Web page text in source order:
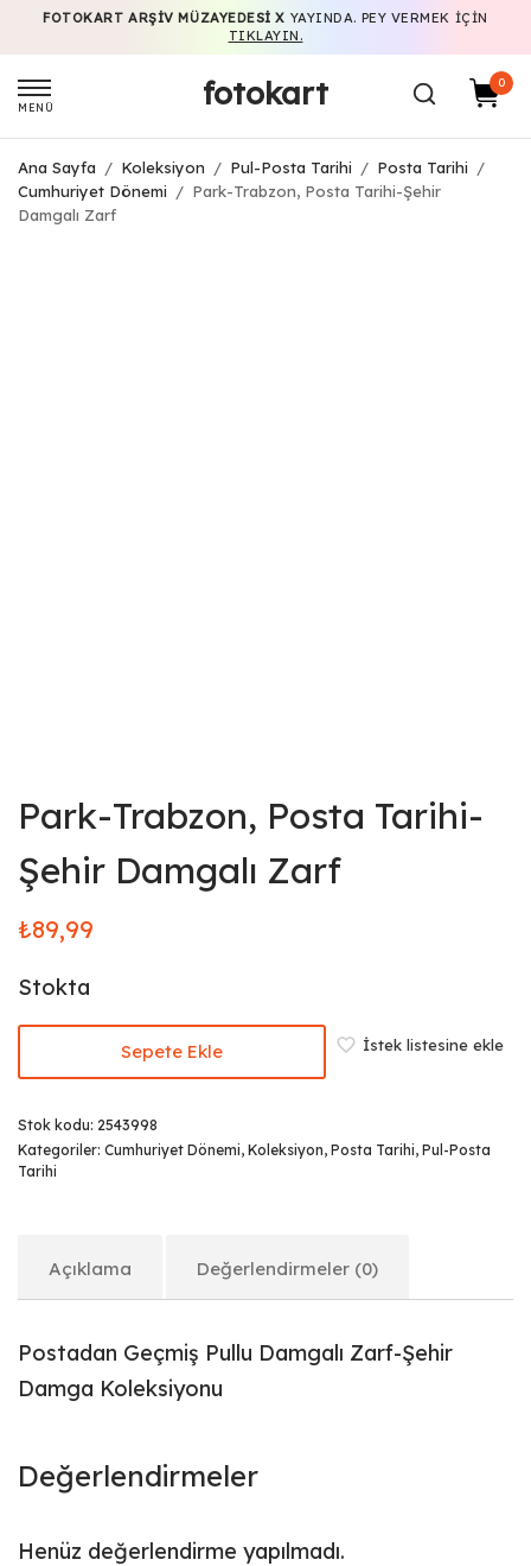
FOTOKART ARŞIV MÜZAYEDESI X YAYINDA. PEY VERMEK IÇIN
TIKLAYIN.
MENÜ fotokart 0
Ana Sayfa / Koleksiyon / Pul-Posta Tarihi / Posta Tarihi
/
Cumhuriyet Dönemi
/ Park-Trabzon, Posta Tarihi-Şehir
Damgalı Zarf
Park-Trabzon, Posta Tarihi-
Şehir Damgalı Zarf
₺89,99
Stokta
Sepete Ekle İstek listesine ekle
Stok kodu: 2543998
Kategoriler: Cumhuriyet Dönemi, Koleksiyon, Posta Tarihi, Pul-Posta
Tarihi
Açıklama Değerlendirmeler (0)
Postadan Geçmiş Pullu Damgalı Zarf-Şehir
Damga Koleksiyonu
Değerlendirmeler
Henüz değerlendirme yapılmadı.